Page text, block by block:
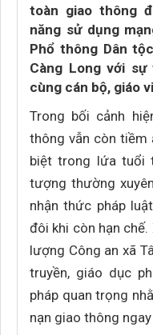
toàn giao thông
năng sử dụng
Phổ thông Dân
Càng Long với
cùng cán bộ, giáo
Trong bối cảnh
thông vẫn còn tiềm
biệt trong lứa tuổi
tượng thường
nhận thức pháp
đôi khi còn hạn
lượng Công an xã
truyền, giáo dục
pháp quan trọng
nạn giao thông